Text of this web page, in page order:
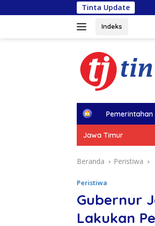
ke
Tinta Update
INSA Apresiasi
Indeks
H
e
Pemerintahan
Jawa Timur
Beranda Peristiwa
Peristiwa
Gubernur
Lakukan